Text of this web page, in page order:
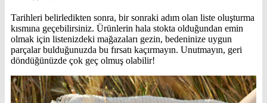
Tarihleri belirledikten sonra, bir sonraki adım olan liste oluşturma
kısmına geçebilirsiniz. Ürünlerin hala stokta olduğundan emin
olmak için listenizdeki mağazaları gezin, bedeninize uygun
parçalar bulduğunuzda bu fırsatı kaçırmayın. Unutmayın, geri
döndüğünüzde çok geç olmuş olabilir!